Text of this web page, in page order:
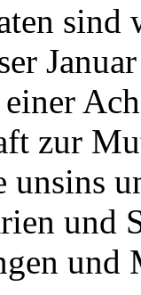
zur
unsins
und
und